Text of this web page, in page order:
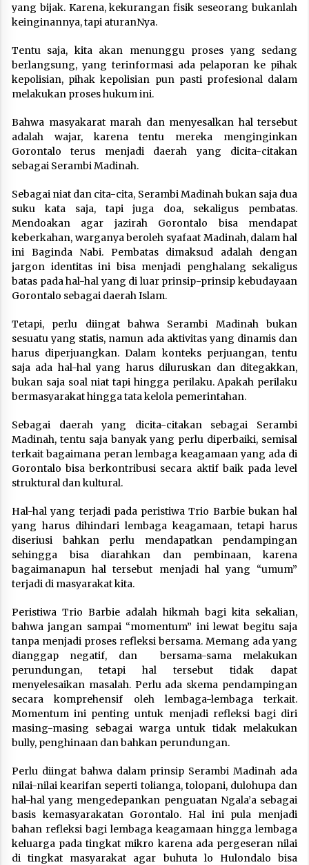
yang bijak. Karena, kekurangan fisik seseorang bukanlah
keinginannya, tapi aturanNya.
Tentu saja, kita akan menunggu proses yang sedang
berlangsung, yang terinformasi ada pelaporan ke pihak
kepolisian, pihak kepolisian pun pasti profesional dalam
melakukan proses hukum ini.
Bahwa masyakarat marah dan menyesalkan hal tersebut
adalah wajar, karena tentu mereka menginginkan
Gorontalo terus menjadi daerah yang dicita-citakan
sebagai Serambi Madinah.
Sebagai niat dan cita-cita, Serambi Madinah bukan saja dua
suku kata saja, tapi juga doa, sekaligus pembatas.
Mendoakan agar jazirah Gorontalo bisa mendapat
keberkahan, warganya beroleh syafaat Madinah, dalam hal
ini Baginda Nabi. Pembatas dimaksud adalah dengan
jargon identitas ini bisa menjadi penghalang sekaligus
batas pada hal-hal yang di luar prinsip-prinsip kebudayaan
Gorontalo sebagai daerah Islam.
Tetapi, perlu diingat bahwa Serambi Madinah bukan
sesuatu yang statis, namun ada aktivitas yang dinamis dan
harus diperjuangkan. Dalam konteks perjuangan, tentu
saja ada hal-hal yang harus diluruskan dan ditegakkan,
bukan saja soal niat tapi hingga perilaku. Apakah perilaku
bermasyarakat hingga tata kelola pemerintahan.
Sebagai daerah yang dicita-citakan sebagai Serambi
Madinah, tentu saja banyak yang perlu diperbaiki, semisal
terkait bagaimana peran lembaga keagamaan yang ada di
Gorontalo bisa berkontribusi secara aktif baik pada level
struktural dan kultural.
Hal-hal yang terjadi pada peristiwa Trio Barbie bukan hal
yang harus dihindari lembaga keagamaan, tetapi harus
diseriusi bahkan perlu mendapatkan pendampingan
sehingga bisa diarahkan dan pembinaan, karena
bagaimanapun hal tersebut menjadi hal yang “umum”
terjadi di masyarakat kita.
Peristiwa Trio Barbie adalah hikmah bagi kita sekalian,
bahwa jangan sampai “momentum” ini lewat begitu saja
tanpa menjadi proses refleksi bersama. Memang ada yang
dianggap negatif, dan bersama-sama melakukan
perundungan, tetapi hal tersebut tidak dapat
menyelesaikan masalah. Perlu ada skema pendampingan
secara komprehensif oleh lembaga-lembaga terkait.
Momentum ini penting untuk menjadi refleksi bagi diri
masing-masing sebagai warga untuk tidak melakukan
bully, penghinaan dan bahkan perundungan.
Perlu diingat bahwa dalam prinsip Serambi Madinah ada
nilai-nilai kearifan seperti tolianga, tolopani, dulohupa dan
hal-hal yang mengedepankan penguatan Ngala’a sebagai
basis kemasyarakatan Gorontalo. Hal ini pula menjadi
bahan refleksi bagi lembaga keagamaan hingga lembaga
keluarga pada tingkat mikro karena ada pergeseran nilai
di tingkat masyarakat agar buhuta lo Hulondalo bisa